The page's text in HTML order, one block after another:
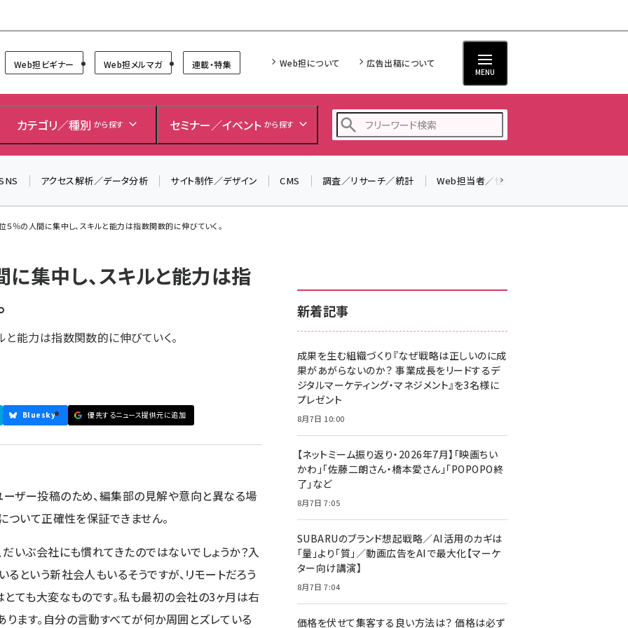
Web担ビギナー Web担メルマガ 連載・特集 Web担について 広告出稿について
MENU
カテゴリ／種別 から探す セミナー／イベント から探す
z世代 (1622)
meo (1275)
llmo (1163)
アクセス解析／データ分析 サイト制作／デザイン CMS 調査／リサーチ／統計 Web担当者／仕事
５％の人間に集中し、スキルと能力は指数関数的に伸びていく。
に集中し、スキルと能力は指
と能力は指数関数的に伸びていく。
Bluesky 優先するニュース提供元に追加
ザー投稿のため、編集部の見解や意向と異なる場
ついて正確性を保証できません。
いぶ会社にも慣れてきたのではないでしょうか？入
という新社会人もいるそうですが、リモートだろう
ても大変なものです。私も最初の会社の3ヶ月は右
ます。自分の言動すべてが何か周囲とズレている
新着記事
成果を生む組織づくり『なぜ戦略は正しいのに成
果があがらないのか？ 事業成長をリードするデ
ジタルマーケティング・マネジメント』を3名様に
プレゼント
8月7日 10:00
【ネットミーム振り返り・2026年7月】「映画ちい
かわ」「佐藤二朗さん・橋本愛さん」「POPOPO終
了」など
8月7日 7:05
SUBARUのブランド想起戦略／AI活用のカギは
「量」より「質」／動画広告をAIで最大化【マーケ
ター向け講演】
8月7日 7:04
価格を伏せて集客する良い方法は？ 価格は必ず
＼ 8月27日開催、申し込み受付中！ ／
生成AIをマーケティング等に活用するための考え方を学べ
るセミナーイベント「生成AI × マーケティング フォーラム
▼申し込みはこちらから▼